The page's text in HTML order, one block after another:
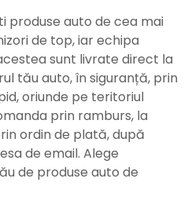
produse auto de cea mai
de top, iar echipa
sunt livrate direct la
tău auto, în siguranță, prin
oriunde pe teritoriul
prin ramburs, la
ordin de plată, după
de email. Alege
de produse auto de